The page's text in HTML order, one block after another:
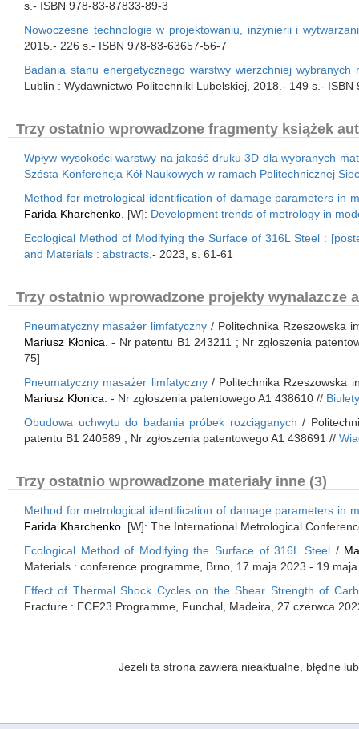
s.- ISBN 978-83-87833-89-3
Nowoczesne technologie w projektowaniu, inżynierii i
2015.- 226 s.- ISBN 978-83-63657-56-7
Badania stanu energetycznego warstwy wierzchniej wybranych
Lublin : Wydawnictwo Politechniki Lubelskiej, 2018.- 149 s.-
Trzy ostatnio wprowadzone fragmenty książek
Wpływ wysokości warstwy na jakość druku 3D dla wybranych
Szósta Konferencja Kół Naukowych w ramach Politechnicznej
Method for metrological identification of damage parameters in
Farida Kharchenko . [W]: Development trends of metrology in
Ecological Method of Modifying the Surface of 316L Steel :
and Materials : abstracts .- 2023, s. 61-61
Trzy ostatnio wprowadzone projekty wynalazcze
Pneumatyczny masażer limfatyczny / Politechnika Rzeszowska
Mariusz Kłonica . - Nr patentu B1 243211 ; Nr zgłoszenia
75]
Pneumatyczny masażer limfatyczny/ Politechnika Rzeszowska
Mariusz Kłonica . - Nr zgłoszenia patentowego A1 438610 //
Obudowa uchwytu do badania próbek rozciąganych /
patentu B1 240589 ; Nr zgłoszenia patentowego A1 438691 //
Trzy ostatnio wprowadzone materiały inne (3)
Method for metrological identification of damage parameters in
Farida Kharchenko . [W]: The International Metrological
Ecological Method of Modifying the Surface of 316L Steel/
Materials : conference programme, Brno, 17 maja 2023 - 19
Effect of Thermal Shock Cycles on the Shear Strength of
Fracture : ECF23 Programme, Funchal, Madeira, 27 czerwca
Jeżeli ta strona zawiera nieaktualne, błędne